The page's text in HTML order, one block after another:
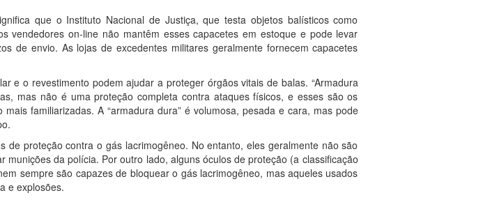
que o Instituto Nacional de Justiça, que testa objetos balísticos como
vendedores on-line não mantêm esses capacetes em estoque e pode levar
de envio. As lojas de excedentes militares geralmente fornecem capacetes
e o revestimento podem ajudar a proteger órgãos vitais de balas. “Armadura
mas não é uma proteção completa contra ataques físicos, e esses são os
familiarizadas. A “armadura dura” é volumosa, pesada e cara, mas pode
proteção contra o gás lacrimogêneo. No entanto, eles geralmente não são
da polícia. Por outro lado, alguns óculos de proteção (a classificação
sempre são capazes de bloquear o gás lacrimogêneo, mas aqueles usados
e explosões.